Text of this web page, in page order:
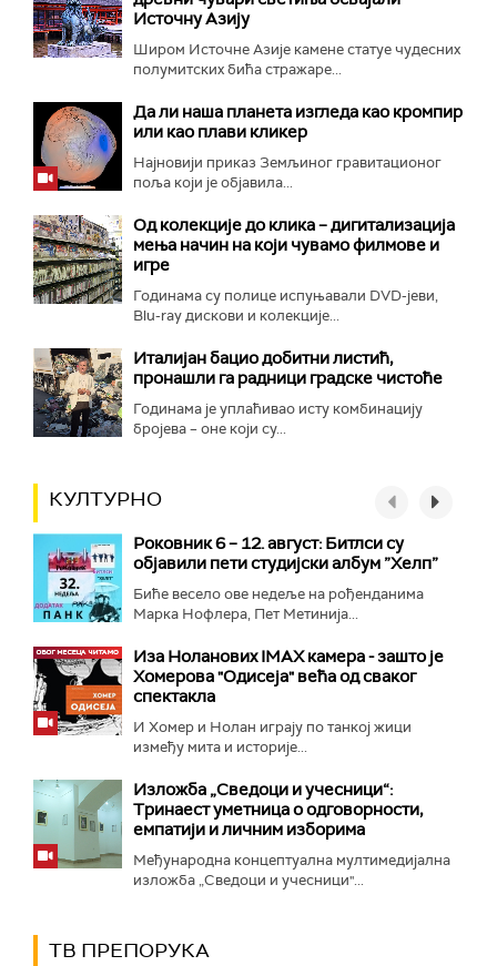
Источну Азију
Широм Источне Азије камене статуе чудесних
полумитских бића стражаре...
Да ли наша планета изгледа као кромпир
или као плави кликер
Најновији приказ Земљиног гравитационог
поља који је објавила...
Од колекције до клика – дигитализација
мења начин на који чувамо филмове и
игре
Годинама су полице испуњавали DVD-јеви,
Blu-ray дискови и колекције...
Италијан бацио добитни листић,
пронашли га радници градске чистоће
Годинама је уплаћивао исту комбинацију
бројева – оне који су...
КУЛТУРНО
Роковник 6 – 12. август: Битлси су
објавили пети студијски албум ”Хелп”
Биће весело ове недеље на рођенданима
Марка Нофлера, Пет Метинија...
Иза Ноланових IMAX камера - зашто је
Хомерова "Одисеја" већа од сваког
спектакла
И Хомер и Нолан играју по танкој жици
између мита и историје...
Изложба „Сведоци и учесници“:
Тринаест уметница о одговорности,
емпатији и личним изборима
Међународна концептуална мултимедијална
изложба „Сведоци и учесници"...
ТВ ПРЕПОРУКА